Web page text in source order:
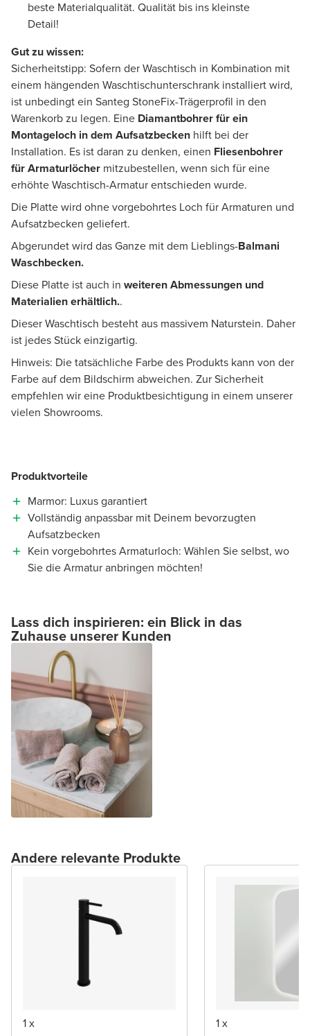
beste Materialqualität. Qualität bis ins kleinste
Detail!
Gut zu wissen:
Sicherheitstipp: Sofern der Waschtisch in Kombination mit
einem hängenden Waschtischunterschrank installiert wird,
ist unbedingt ein Santeg StoneFix-Trägerprofil in den
Warenkorb zu legen. Eine Diamantbohrerfür ein
Montageloch in dem Aufsatzbecken hilft bei der
Installation. Es ist daran zu denken, einen Fliesenbohrer
für Armaturlöcher mitzubestellen, wenn sich für eine
erhöhte Waschtisch-Armatur entschieden wurde.
Die Platte wird ohne vorgebohrtes Loch für Armaturen und
Aufsatzbecken geliefert.
Abgerundet wird das Ganze mit dem Lieblings-Balmani
Waschbecken.
Diese Platte ist auch in weiteren Abmessungen und
Materialien erhältlich..
Dieser Waschtisch besteht aus massivem Naturstein. Daher
ist jedes Stück einzigartig.
Hinweis: Die tatsächliche Farbe des Produkts kann von der
Farbe auf dem Bildschirm abweichen. Zur Sicherheit
empfehlen wir eine Produktbesichtigung in einem unserer
vielen Showrooms.
Produktvorteile
Marmor: Luxus garantiert
Vollständig anpassbar mit Deinem bevorzugten
Aufsatzbecken
Kein vorgebohrtes Armaturloch: Wählen Sie selbst, wo
Sie die Armatur anbringen möchten!
Lass dich inspirieren: ein Blick in das
Zuhause unserer Kunden
Andere relevante Produkte
1 x
1 x